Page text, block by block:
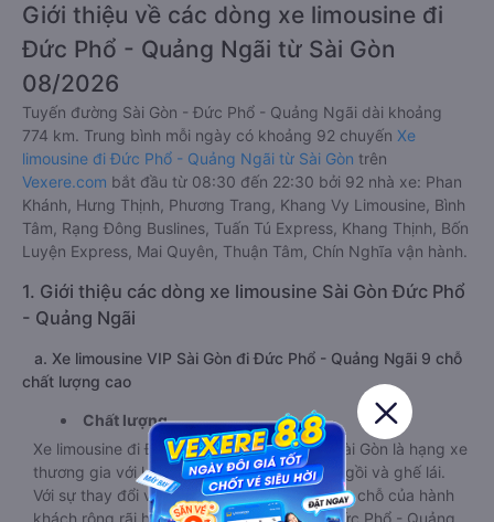
Giới thiệu về các dòng xe limousine đi
Đức Phổ - Quảng Ngãi từ Sài Gòn
08/2026
Tuyến đường Sài Gòn - Đức Phổ - Quảng Ngãi dài khoảng
774 km. Trung bình mỗi ngày có khoảng 92 chuyến Xe
limousine đi Đức Phổ - Quảng Ngãi từ Sài Gòn trên
Vexere.com bắt đầu từ 08:30 đến 22:30 bởi 92 nhà xe: Phan
Khánh, Hưng Thịnh, Phương Trang, Khang Vy Limousine, Bình
Tâm, Rạng Đông Buslines, Tuấn Tú Express, Khang Thịnh, Bốn
Luyện Express, Mai Quyên, Thuận Tâm, Chín Nghĩa vận hành.
1. Giới thiệu các dòng xe limousine Sài Gòn Đức Phổ
- Quảng Ngãi
a. Xe limousine VIP Sài Gòn đi Đức Phổ - Quảng Ngãi 9 chỗ
chất lượng cao
Chất lượng
Xe limousine đi Đức Phổ - Quảng Ngãi từ Sài Gòn là hạng xe
thương gia với khoảng tách biệt giữa ghế ngồi và ghế lái.
Với sự thay đổi về mặt kích thước ghế, khiến chỗ của hành
khách rộng rãi hơn. Xe limousine Sài Gòn Đức Phổ - Quảng